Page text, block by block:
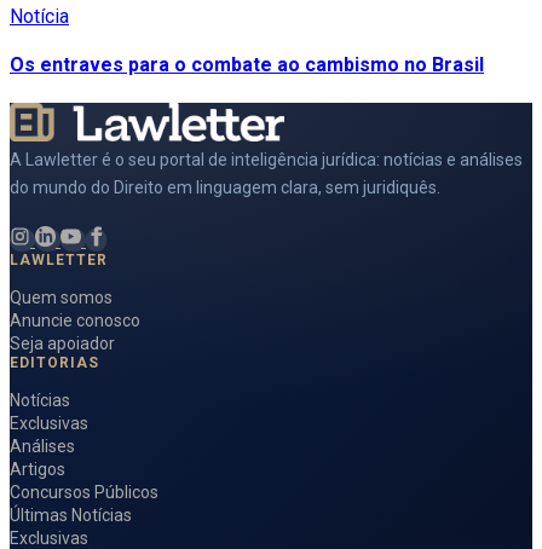
Notícia
Os entraves para o combate ao cambismo no Brasil
A Lawletter é o seu portal de inteligência jurídica: notícias e análises
do mundo do Direito em linguagem clara, sem juridiquês.
LAWLETTER
Quem somos
Anuncie conosco
Seja apoiador
EDITORIAS
Notícias
Exclusivas
Análises
Artigos
Concursos Públicos
Últimas Notícias
Exclusivas